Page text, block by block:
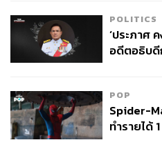
สามารถนำ 990,000 บาทไปก
และกรอกค่าใช้จ่าย 400,000
จึงมีเงินได้สุทธิรายการนี้เท่ากั
จากที่กล่าวมาเงินได้ที่เกี่ยวกับเ
สามารถสรุปได้ว่าการเสียภาษี
ควรใช้แบบแสดงรายการเงินได้
และยื่นเงินได้ประเภทรายได้จ
POLITICS
‘ประภาศ
อดีตอธิบดี
POP
Spider-
ทำรายได้